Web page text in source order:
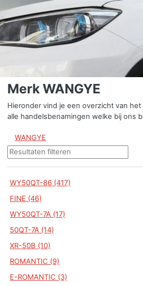
Merk WANGYE
Hieronder vind je een overzicht van het
alle handelsbenamingen welke bij ons
WANGYE
WY50QT-86 (417)
FINE (46)
WY50QT-7A (17)
50QT-7A (14)
XR-50B (10)
ROMANTIC (9)
E-ROMANTIC (3)